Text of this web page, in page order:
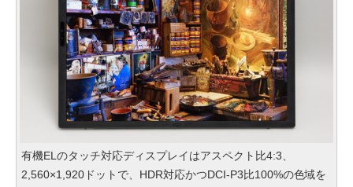
有機ELのタッチ対応ディスプレイはアスペクト比4:3、
2,560×1,920ドットで、HDR対応かつDCI-P3比100%の色域を